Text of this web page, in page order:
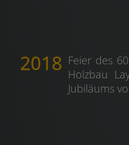
2018 Feier des
Holzbau
Jubiläums